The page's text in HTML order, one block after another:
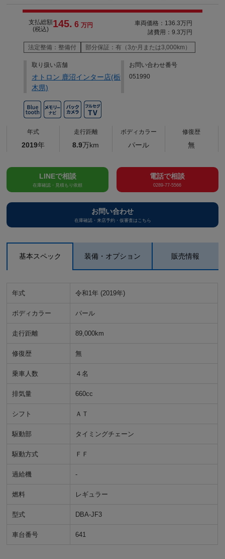
支払総額
(税込)
145. 6 万円
車両価格：136.3万円
諸費用：9.3万円
法定整備：整備付 部分保証：有（3か月または3,000km）
取り扱い店舗
オトロン 鹿沼インター店(栃
木県)
お問い合わせ番号
051990
年式
2019年
走行距離
8.9万km
ボディカラー
パール
修復歴
無
LINEで相談
在庫確認・見積もり依頼
電話で相談
0289-77-5566
お問い合わせ
在庫確認・来店予約・仮審査はこちら
基本スペック 装備・オプション 販売情報
年式 令和1年 (2019年)
ボディカラー パール
走行距離 89,000km
修復歴 無
乗車人数 ４名
排気量 660cc
シフト ＡＴ
駆動部 タイミングチェーン
駆動方式 ＦＦ
過給機 -
燃料 レギュラー
型式 DBA-JF3
車台番号 641